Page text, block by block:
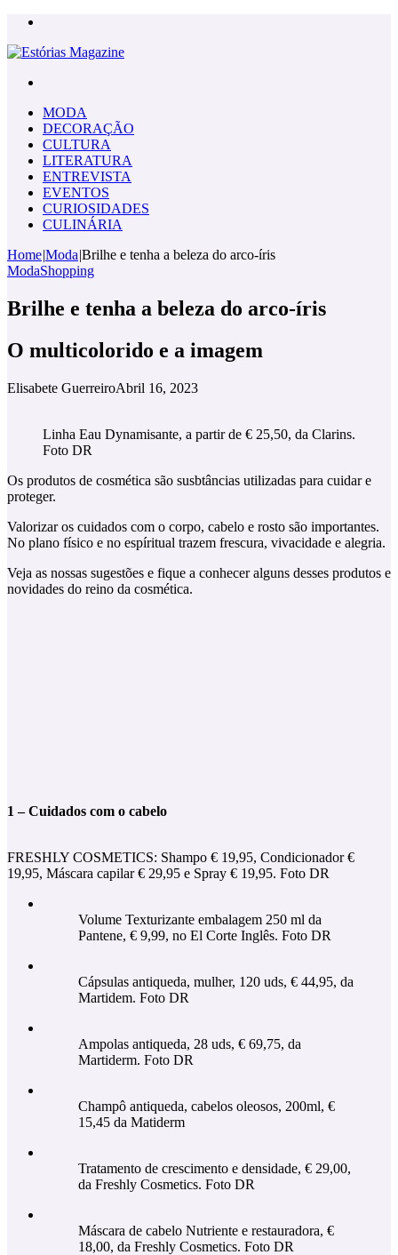
MODA
DECORAÇÃO
CULTURA
LITERATURA
ENTREVISTA
EVENTOS
CURIOSIDADES
CULINÁRIA
Home|Moda|Brilhe e tenha a beleza do arco-íris
ModaShopping
Brilhe e tenha a beleza do arco-íris
O multicolorido e a imagem
Elisabete GuerreiroAbril 16, 2023
Linha Eau Dynamisante, a partir de € 25,50, da Clarins.
Foto DR
Os produtos de cosmética são susbtâncias utilizadas para cuidar e
proteger.
Valorizar os cuidados com o corpo, cabelo e rosto são importantes.
No plano físico e no espíritual trazem frescura, vivacidade e alegria.
Veja as nossas sugestões e fique a conhecer alguns desses produtos e
novidades do reino da cosmética.
1 – Cuidados com o cabelo
FRESHLY COSMETICS: Shampo € 19,95, Condicionador €
19,95, Máscara capilar € 29,95 e Spray € 19,95. Foto DR
Volume Texturizante embalagem 250 ml da
Pantene, € 9,99, no El Corte Inglês. Foto DR
Cápsulas antiqueda, mulher, 120 uds, € 44,95, da
Martidem. Foto DR
Ampolas antiqueda, 28 uds, € 69,75, da
Martiderm. Foto DR
Champô antiqueda, cabelos oleosos, 200ml, €
15,45 da Matiderm
Tratamento de crescimento e densidade, € 29,00,
da Freshly Cosmetics. Foto DR
Máscara de cabelo Nutriente e restauradora, €
18,00, da Freshly Cosmetics. Foto DR